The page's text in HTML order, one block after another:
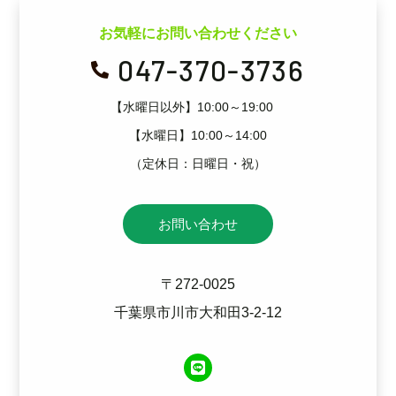
お気軽にお問い合わせください
 047-370-3736
【水曜日以外】10:00～19:00
【水曜日】10:00～14:00
（定休日：日曜日・祝）
お問い合わせ
〒272-0025
千葉県市川市大和田3-2-12